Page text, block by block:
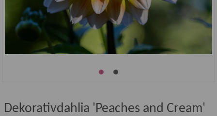
Dekorativdahlia 'Peaches and Cream'